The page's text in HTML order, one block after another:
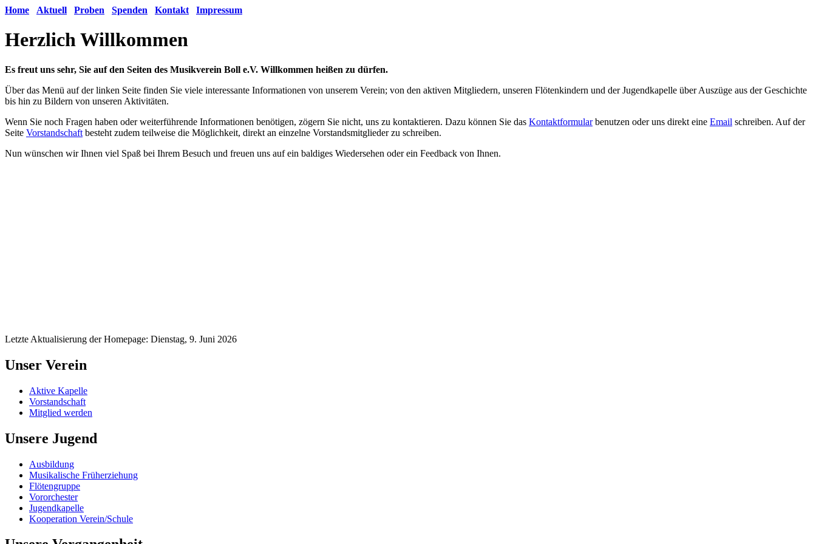
Home Aktuell Proben Spenden Kontakt Impressum
Herzlich Willkommen
Es freut uns sehr, Sie auf den Seiten des Musikverein Boll e.V. Willkommen heißen zu dürfen.
Über das Menü auf der linken Seite finden Sie viele interessante Informationen von unserem Verein; von den aktiven Mitgliedern, unseren Flötenkindern und der Jugendkapelle über Auszüge aus der Geschichte
bis hin zu Bildern von unseren Aktivitäten.
Wenn Sie noch Fragen haben oder weiterführende Informationen benötigen, zögern Sie nicht, uns zu kontaktieren. Dazu können Sie das Kontaktformularbenutzen oder uns direkt eine Email schreiben. Auf der
Seite Vorstandschaft besteht zudem teilweise die Möglichkeit, direkt an einzelne Vorstandsmitglieder zu schreiben.
Nun wünschen wir Ihnen viel Spaß bei Ihrem Besuch und freuen uns auf ein baldiges Wiedersehen oder ein Feedback von Ihnen.
Letzte Aktualisierung der Homepage: Dienstag, 9. Juni 2026
Unser Verein
Aktive Kapelle
Vorstandschaft
Mitglied werden
Unsere Jugend
Ausbildung
Musikalische Früherziehung
Flötengruppe
Vororchester
Jugendkapelle
Kooperation Verein/Schule